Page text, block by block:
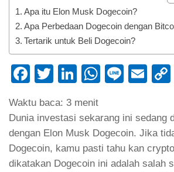
Apa itu Elon Musk Dogecoin?
Apa Perbedaan Dogecoin dengan
Tertarik untuk Beli Dogecoin?
Facebook
TwitterLinkedInLine
Waktu baca: 3 menit
Dunia investasi sekarang ini sedang
dengan Elon Musk Dogecoin. Jika
Dogecoin, kamu pasti tahu kan
dikatakan Dogecoin ini adalah salah